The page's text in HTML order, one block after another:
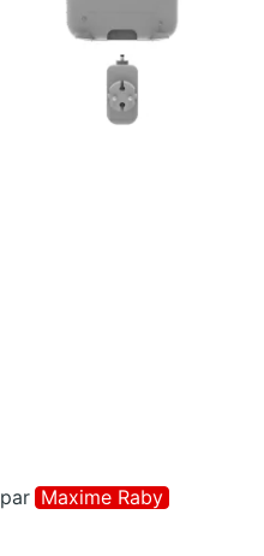
par Maxime Raby